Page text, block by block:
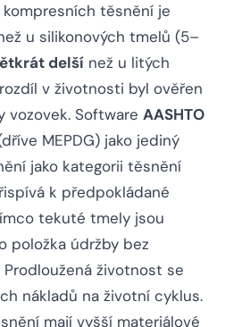
těsnění je
u silikonových tmelů (5–
delší než u litých
v životnosti byl ověřen
Software AASHTO
MEPDG) jako jediný
jako kategorii těsnění
k předpokládané
tekuté tmely jsou
položka údržby bez
životnost se
nákladů na životní cyklus.
mají vyšší materiálové